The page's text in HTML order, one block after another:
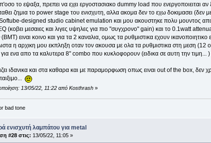
το εψαξα, πρεπει να εχει εργοστασιακο dummy load που ενεργοποιειται αν
ζημια το power stage του ενισχυτη, αλλα ακομα δεν το εχω δοκιμασει
designed studio cabinet emulation και μου ακουστηκε πολυ μουντος
(κοβει μεσαιες και λιγες υψηλες για πιο "συγχρονο" gain) και το 0.1watt
(ΒΜΤ) ειναι κοινο και για τα 2 καναλια, ομως τα ρυθμιστικα εχουν
η αρχικη μου εκπληξη οταν τον ακουσα με ολα τα ρυθμιστικα στη μεση (12
για ενα απο τα καλυτερα 8" combo που κυκλοφορουν (ειδικα σε αυτη την
ιδανικα και στα καθαρα και με παραμορφωση οπως ειναι out of the box, δεν
13/05/22, 11:22 από Kosthrash»
bad tone
ενισχυτή λαμπάτου για metal
#28 στις: 13/05/22, 11:05 »